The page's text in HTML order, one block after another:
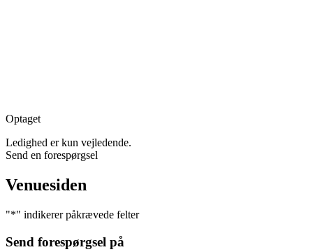
Optaget
Ledighed er kun vejledende.
Send en forespørgsel
Venuesiden
"*" indikerer påkrævede felter
Send forespørgsel på